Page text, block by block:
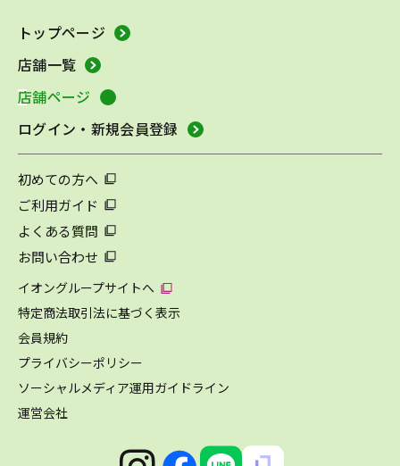
トップページ
店舗一覧
店舗ページ
ログイン・新規会員登録
初めての方へ
ご利用ガイド
よくある質問
お問い合わせ
イオングループサイトへ
特定商法取引法に基づく表示
会員規約
プライバシーポリシー
ソーシャルメディア運用ガイドライン
運営会社